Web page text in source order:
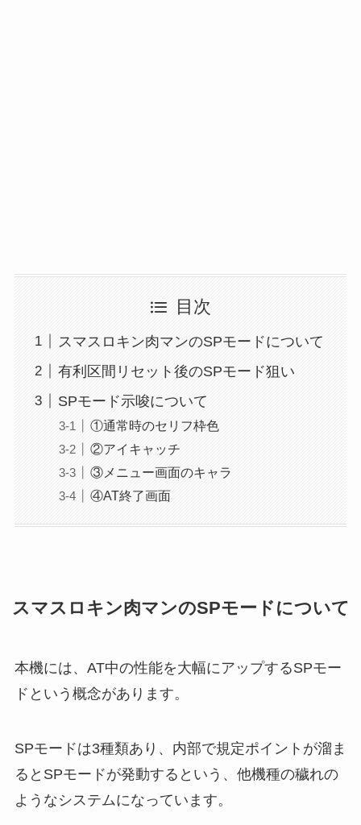
目次
スマスロキン肉マンのSPモードについて
有利区間リセット後のSPモード狙い
SPモード示唆について
①通常時のセリフ枠色
②アイキャッチ
③メニュー画面のキャラ
④AT終了画面
スマスロキン肉マンのSPモードについて
本機には、AT中の性能を大幅にアップするSPモー
ドという概念があります。
SPモードは3種類あり、内部で規定ポイントが溜ま
るとSPモードが発動するという、他機種の穢れの
ようなシステムになっています。